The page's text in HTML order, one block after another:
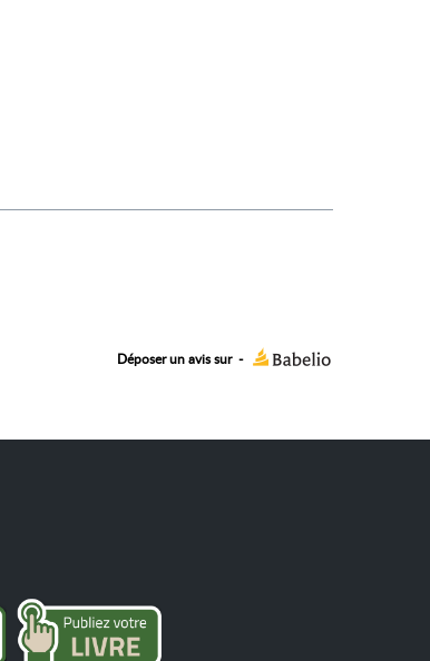
Déposer un avis sur -